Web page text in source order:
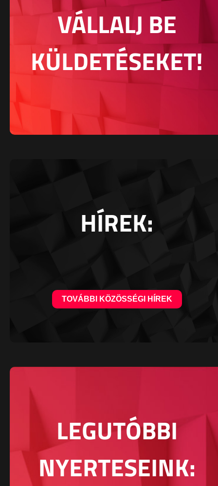
VÁLLALJ BE
KÜLDETÉSEKET!
HÍREK:
TOVÁBBI KÖZÖSSÉGI HÍREK
LEGUTÓBBI
NYERTESEINK: